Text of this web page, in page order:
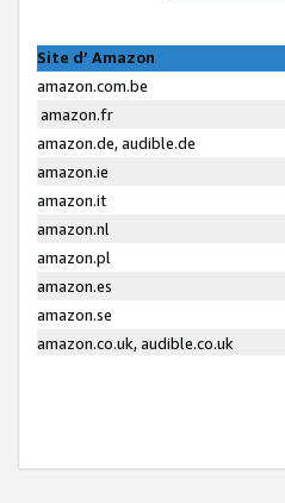
Site d’ Amazon
amazon.com.be
amazon.fr
amazon.de, audible.de
amazon.ie
amazon.it
amazon.nl
amazon.pl
amazon.es
amazon.se
amazon.co.uk, audible.co.uk